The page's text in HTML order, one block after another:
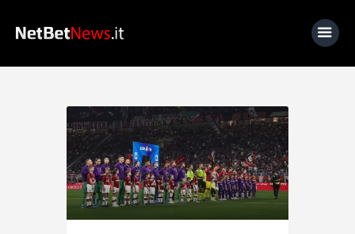
Home
News
Calcio
Basket